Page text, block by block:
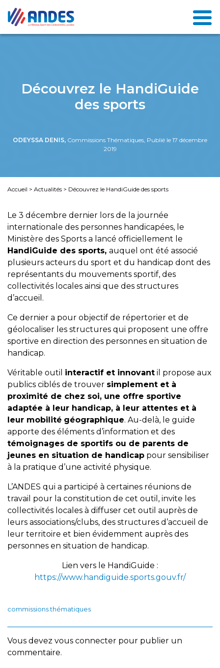
Découvrez le HandiGuide
des sports
ODEYSSA DENIS, Commissions Thématiques, Publié le 17 décembre
2019
Accueil > Actualités > Découvrez le HandiGuide des sports
Le 3 décembre dernier lors de la journée
internationale des personnes handicapées, le
Ministère des Sports a lancé officiellement le
HandiGuide des sports, auquel ont été associé
plusieurs acteurs du sport et du handicap dont des
représentants du mouvements sportif, des
collectivités locales ainsi que des structures
d’accueil.
Ce dernier a pour objectif de répertorier et de
géolocaliser les structures qui proposent une offre
sportive en direction des personnes en situation de
handicap.
Véritable outil interactif et innovant il propose aux
publics ciblés de trouver simplement et à
proximité de chez soi, une offre sportive
adaptée à leur handicap, à leur attentes et à
leur mobilité géographique. Au-delà, le guide
apporte des éléments d’information et des
témoignages de sportifs ou de parents de
jeunes en situation de handicap pour sensibiliser
à la pratique d’une activité physique.
L’ANDES qui a participé à certaines réunions de
travail pour la constitution de cet outil, invite les
collectivités locales à diffuser cet outil auprès de
leurs associations/clubs, des structures d’accueil de
leur territoire et bien évidemment auprès des
personnes en situation de handicap.
Lien vers le HandiGuide :
https://www.handiguide.sports.gouv.fr/
commissions thématiques
Vous devez vous connecter pour publier un
commentaire.